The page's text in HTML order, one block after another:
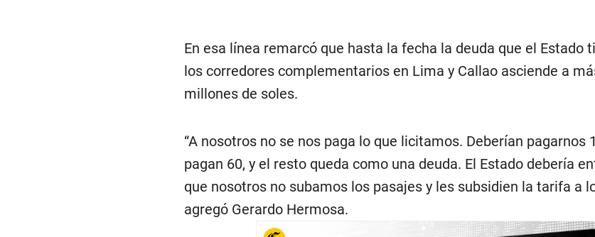
En esa línea remarcó que hasta la fecha la deuda que el Estado
los corredores complementarios en Lima y Callao asciende a
millones de soles.
“A nosotros no se nos paga lo que licitamos. Deberían pagarnos
pagan 60, y el resto queda como una deuda. El Estado debería
que nosotros no subamos los pasajes y les subsidien la tarifa a
agregó Gerardo Hermosa.